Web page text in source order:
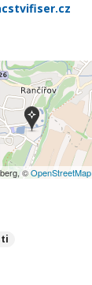
©OpenStreetMap